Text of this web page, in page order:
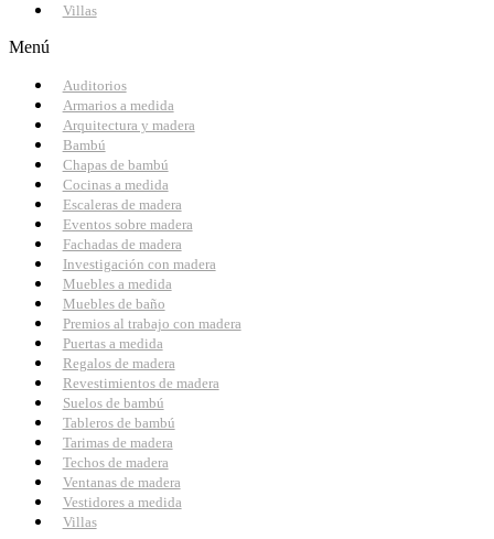
Villas
Menú
Auditorios
Armarios a medida
Arquitectura y madera
Bambú
Chapas de bambú
Cocinas a medida
Escaleras de madera
Eventos sobre madera
Fachadas de madera
Investigación con madera
Muebles a medida
Muebles de baño
Premios al trabajo con madera
Puertas a medida
Regalos de madera
Revestimientos de madera
Suelos de bambú
Tableros de bambú
Tarimas de madera
Techos de madera
Ventanas de madera
Vestidores a medida
Villas